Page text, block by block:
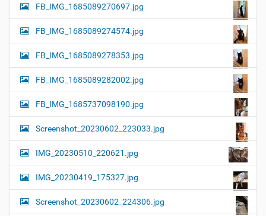
FB_IMG_1685089270697.jpg
FB_IMG_1685089274574.jpg
FB_IMG_1685089278353.jpg
FB_IMG_1685089282002.jpg
FB_IMG_1685737098190.jpg
Screenshot_20230602_223033.jpg
IMG_20230510_220621.jpg
IMG_20230419_175327.jpg
Screenshot_20230602_224306.jpg